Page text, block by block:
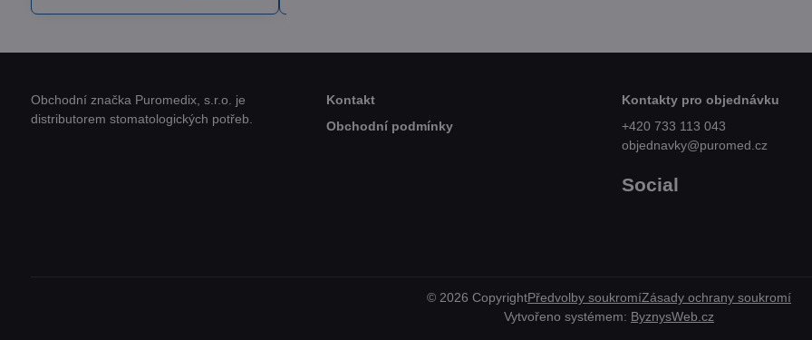
Obchodní značka Puromedix, s.r.o. je
distributorem stomatologických potřeb.
Kontakt
Obchodní podmínky
Kontakty pro objednávku
+420 733 113 043
objednavky@puromed.cz
Social
© 2026 CopyrightPředvolby soukromíZásady ochrany soukromí
Vytvořeno systémem: ByznysWeb.cz